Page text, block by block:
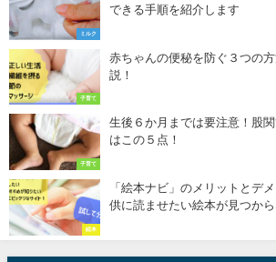
ミルク
できる手順を紹介します
子育て
赤ちゃんの便秘を防ぐ３つの
説！
子育て
生後６か月までは要注意！股
はこの５点！
絵本
「絵本ナビ」のメリットとデ
供に読ませたい絵本が見つから